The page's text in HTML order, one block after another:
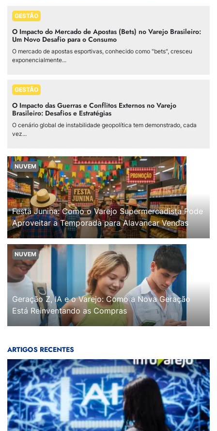
GESTÃO
O Impacto do Mercado de Apostas (Bets) no Varejo Brasileiro:
Um Novo Desafio para o Consumo
O mercado de apostas esportivas, conhecido como "bets", cresceu
exponencialmente...
GESTÃO
O Impacto das Guerras e Conflitos Externos no Varejo
Brasileiro: Desafios e Estratégias
O cenário global de instabilidade geopolítica tem demonstrado, cada
vez...
NUVEM
Festa Junina: Como o Varejo Supermercadista Pode
Aproveitar a Temporada para Alavancar Vendas
NUVEM
Geração Z, IA e o Varejo: Como a Nova Geração
Está Reinventando as Compras
ARTIGOS RECENTES